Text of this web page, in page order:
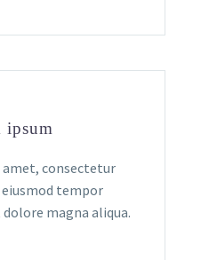
ipsum
consectetur
tempor
magna aliqua.